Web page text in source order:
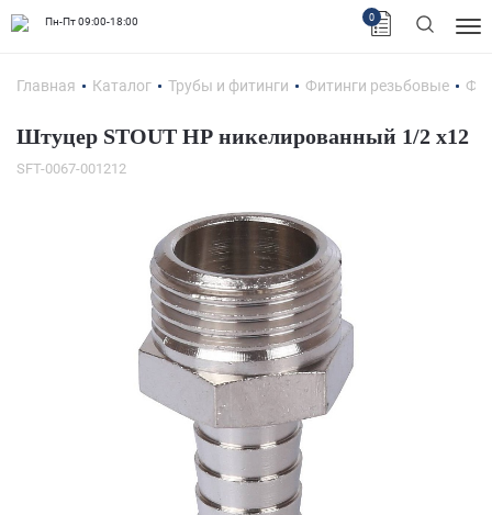
Пн-Пт 09:00-18:00 0
Главная Каталог Трубы и фитинги Фитинги резьбовые
Штуцер STOUT НР никелированный 1/2 x12
SFT-0067-001212